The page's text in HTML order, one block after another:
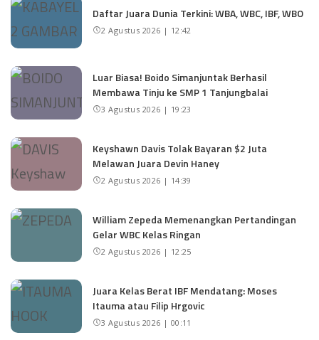
Daftar Juara Dunia Terkini: WBA, WBC, IBF, WBO
2 Agustus 2026 | 12:42
Luar Biasa! Boido Simanjuntak Berhasil
Membawa Tinju ke SMP 1 Tanjungbalai
3 Agustus 2026 | 19:23
Keyshawn Davis Tolak Bayaran $2 Juta
Melawan Juara Devin Haney
2 Agustus 2026 | 14:39
William Zepeda Memenangkan Pertandingan
Gelar WBC Kelas Ringan
2 Agustus 2026 | 12:25
Juara Kelas Berat IBF Mendatang: Moses
Itauma atau Filip Hrgovic
3 Agustus 2026 | 00:11